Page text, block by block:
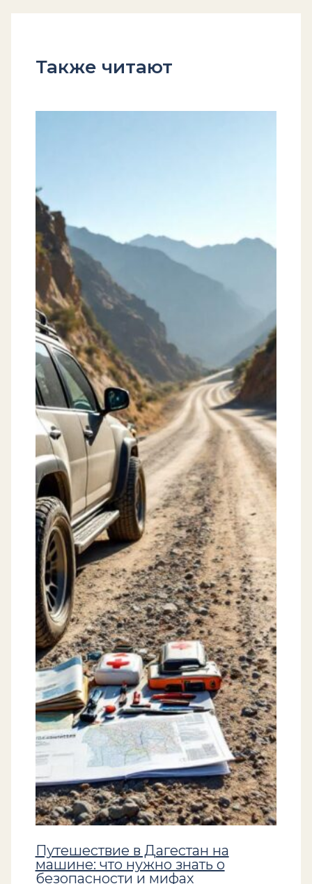
Также читают
Путешествие в Дагестан на
машине: что нужно знать о
безопасности и мифах